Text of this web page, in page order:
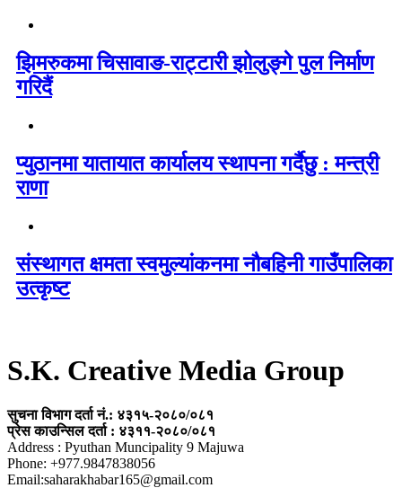
झिमरुकमा चिसावाङ-राट्टारी झोलुङ्गे पुल निर्माण
गरिदैं
प्युठानमा यातायात कार्यालय स्थापना गर्दैछु : मन्त्री
राणा
संस्थागत क्षमता स्वमुल्यांकनमा नौबहिनी गाउँपालिका
उत्कृष्ट
S.K. Creative Media Group
सुचना विभाग दर्ता नं.: ४३१५-२०८०/०८१
प्रेस काउन्सिल दर्ता : ४३११-२०८०/०८१
Address : Pyuthan Muncipality 9 Majuwa
Phone: +977.9847838056
Email:saharakhabar165@gmail.com